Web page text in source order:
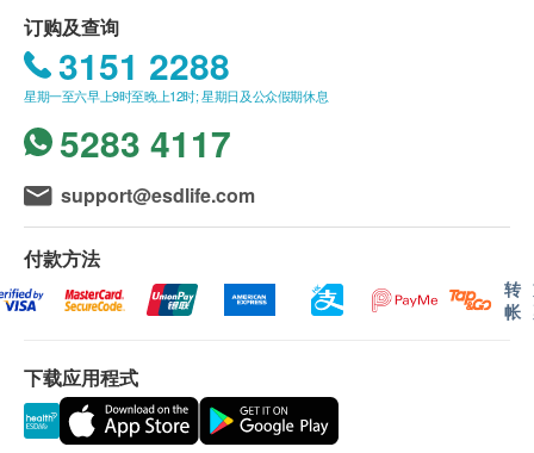
内脏脂肪
基础代谢率
骨骼肌
腰臀比
肥胖诊断
基础代谢卡路里
血脂
总胆固醇
低密度胆固醇
三酸甘油脂
胆固醇/高密度胆固醇比率
务及内容。
壹森健康(Life Young Health)保留随时更改或终止
此服务的权利，恕不另行通知。
如有任何争议，健康网购health.ESDlife 及壹森健
康医疗有限公司 (Life Young Healthcare Limited)
使用长者医疗券
如希望使用长者医疗券进行支付，请在订购前先联络
健康网购，以便我们为您做出相应的安排。
身体检查计划只适用于18岁或以上人士。
订购及查询
3151 2288
星期一至六早上9时至晚上12时; 星期日及公众假期休息
5283 4117
support@esdlife.com
付款方法
转
帐
下载应用程式